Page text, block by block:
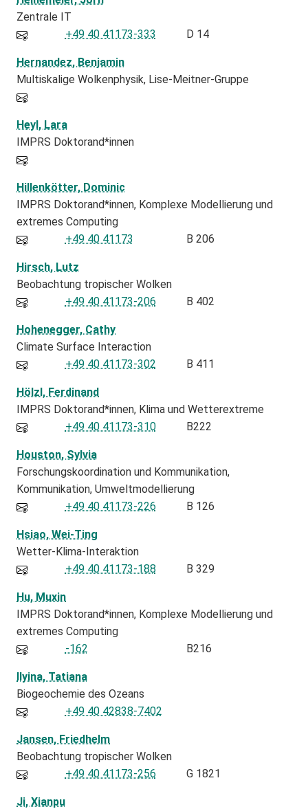
Zentrale IT
+49 40 41173-333
D 14
Hernandez, Benjamin
Multiskalige Wolkenphysik, Lise-Meitner-Gruppe
Heyl, Lara
IMPRS Doktorand*innen
Hillenkötter, Dominic
IMPRS Doktorand*innen Komplexe Modellierung und
extremes Computing
+49 40 41173
B 206
Hirsch, Lutz
Beobachtung tropischer Wolken
+49 40 41173-206
B 402
Hohenegger, Cathy
Climate Surface Interaction
+49 40 41173-302
B 411
Hölzl, Ferdinand
IMPRS Doktorand*innen Klima und Wetterextreme
+49 40 41173-310
B222
Houston, Sylvia
Forschungskoordination und Kommunikation
Kommunikation Umweltmodellierung
+49 40 41173-226
B 126
Hsiao, Wei-Ting
Wetter-Klima-Interaktion
+49 40 41173-188
B 329
Hu, Muxin
IMPRS Doktorand*innen Komplexe Modellierung und
extremes Computing
-162
B216
Ilyina, Tatiana
Biogeochemie des Ozeans
+49 40 42838-7402
Jansen, Friedhelm
Beobachtung tropischer Wolken
+49 40 41173-256
G 1821
Ji, Xianpu